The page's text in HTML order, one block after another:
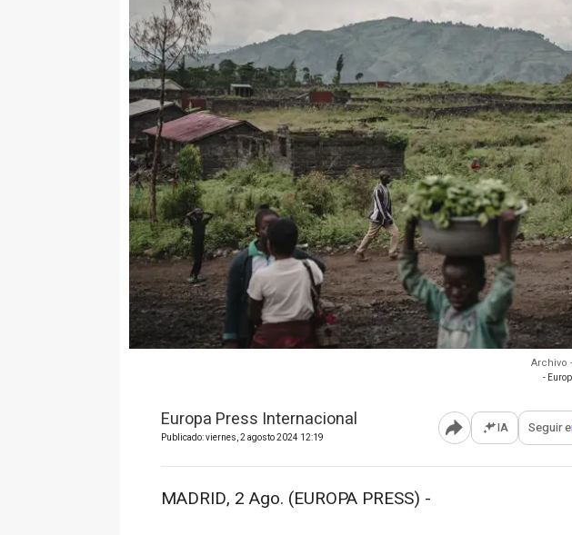
Archivo
-
Europa Press Internacional
Publicado: viernes, 2 agosto 2024 12:19 Abrir opciones
IA Seguir
MADRID, 2 Ago. (EUROPA PRESS) -